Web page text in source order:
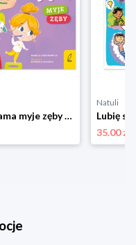
Hela sama myje zęby Wilga
Natuli
Lubię
35.00 zł